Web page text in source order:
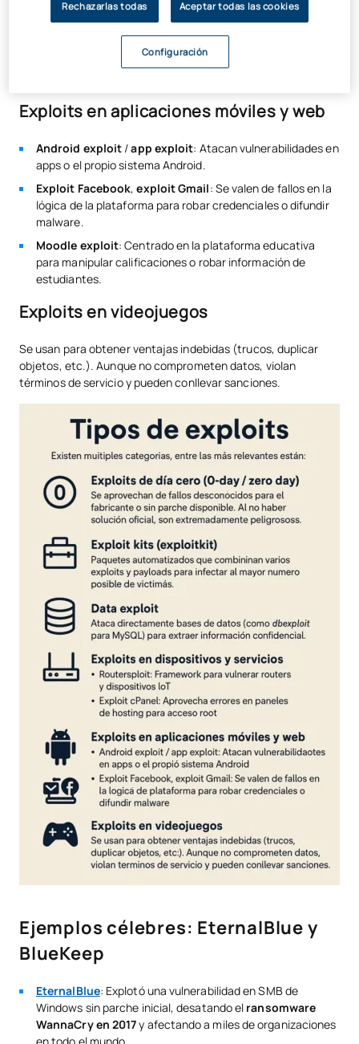
Routersploit: Framework para vulnerar routers y
: Aprovecha errores en paneles de hosting
Exploits en aplicaciones móviles y web
Android exploit /app exploit: Atacan vulnerabilidades en
apps o el propio sistema Android.
Exploit Facebook,exploit Gmail: Se valen de fallos en la
lógica de la plataforma para robar credenciales o difundir
malware.
Moodle exploit: Centrado en la plataforma educativa
para manipular calificaciones o robar información de
estudiantes.
Exploits en videojuegos
Se usan para obtener ventajas indebidas (trucos, duplicar
objetos, etc.). Aunque no comprometen datos, violan
términos de servicio y pueden conllevar sanciones.
Ejemplos célebres: EternalBlue y
BlueKeep
EternalBlue: Explotó una vulnerabilidad en SMB de
Windows sin parche inicial, desatando el ransomware
WannaCry en 2017y afectando a miles de organizaciones
en todo el mundo.
Rechazarlas todas Aceptar todas las cookies
Configuración